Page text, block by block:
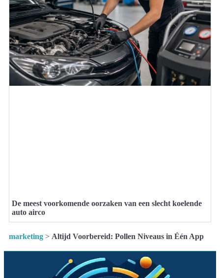
De meest voorkomende oorzaken van een slecht koelende
auto airco
marketing > Altijd Voorbereid: Pollen Niveaus in Één App